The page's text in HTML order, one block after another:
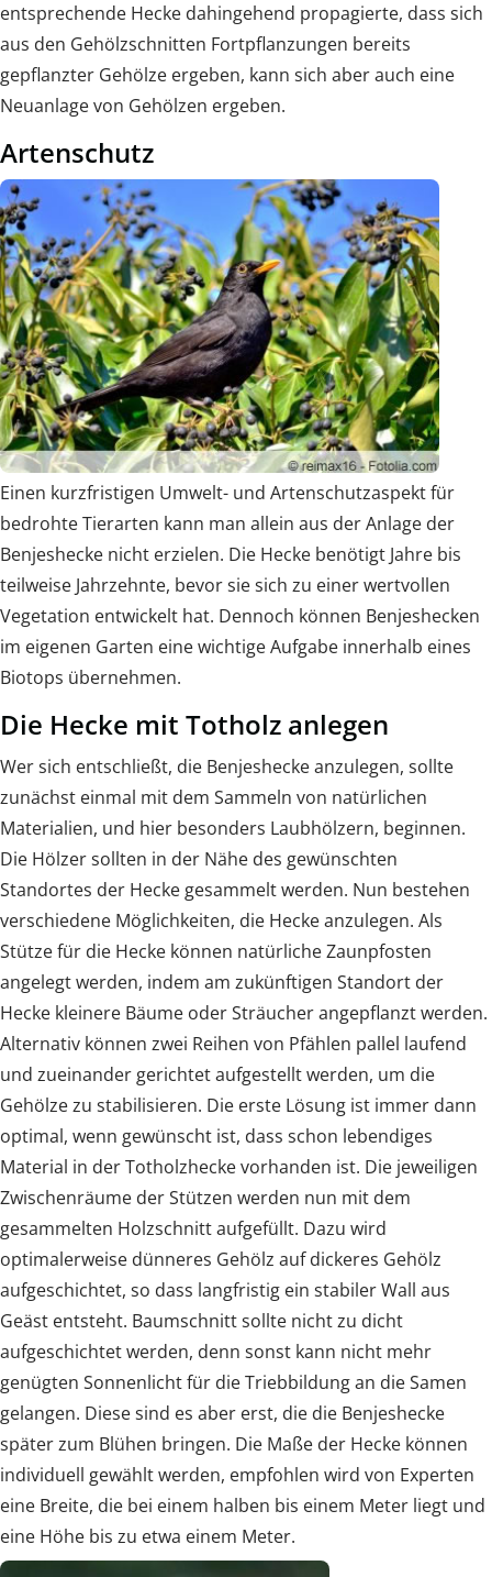
entsprechende Hecke dahingehend propagierte, dass sich
aus den Gehölzschnitten Fortpflanzungen bereits
gepflanzter Gehölze ergeben, kann sich aber auch eine
Neuanlage von Gehölzen ergeben.
Artenschutz
Einen kurzfristigen Umwelt- und Artenschutzaspekt für
bedrohte Tierarten kann man allein aus der Anlage der
Benjeshecke nicht erzielen. Die Hecke benötigt Jahre bis
teilweise Jahrzehnte, bevor sie sich zu einer wertvollen
Vegetation entwickelt hat. Dennoch können Benjeshecken
im eigenen Garten eine wichtige Aufgabe innerhalb eines
Biotops übernehmen.
Die Hecke mit Totholz anlegen
Wer sich entschließt, die Benjeshecke anzulegen, sollte
zunächst einmal mit dem Sammeln von natürlichen
Materialien, und hier besonders Laubhölzern, beginnen.
Die Hölzer sollten in der Nähe des gewünschten
Standortes der Hecke gesammelt werden. Nun bestehen
verschiedene Möglichkeiten, die Hecke anzulegen. Als
Stütze für die Hecke können natürliche Zaunpfosten
angelegt werden, indem am zukünftigen Standort der
Hecke kleinere Bäume oder Sträucher angepflanzt werden.
Alternativ können zwei Reihen von Pfählen pallel laufend
und zueinander gerichtet aufgestellt werden, um die
Gehölze zu stabilisieren. Die erste Lösung ist immer dann
optimal, wenn gewünscht ist, dass schon lebendiges
Material in der Totholzhecke vorhanden ist. Die jeweiligen
Zwischenräume der Stützen werden nun mit dem
gesammelten Holzschnitt aufgefüllt. Dazu wird
optimalerweise dünneres Gehölz auf dickeres Gehölz
aufgeschichtet, so dass langfristig ein stabiler Wall aus
Geäst entsteht. Baumschnitt sollte nicht zu dicht
aufgeschichtet werden, denn sonst kann nicht mehr
genügten Sonnenlicht für die Triebbildung an die Samen
gelangen. Diese sind es aber erst, die die Benjeshecke
später zum Blühen bringen. Die Maße der Hecke können
individuell gewählt werden, empfohlen wird von Experten
eine Breite, die bei einem halben bis einem Meter liegt und
eine Höhe bis zu etwa einem Meter.